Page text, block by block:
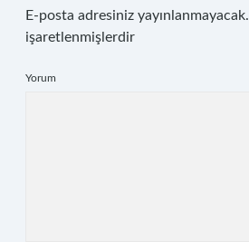
E-posta adresiniz yayınlanmayacak.
işaretlenmişlerdir
Yorum